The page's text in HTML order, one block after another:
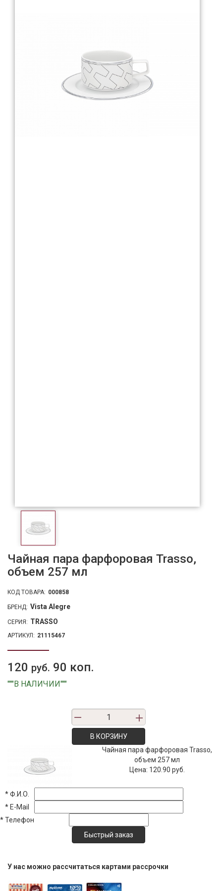
Чайная пара фарфоровая Trasso,
объем 257 мл
КОД ТОВАРА: 000858
БРЕНД: Vista Alegre
СЕРИЯ: TRASSO
АРТИКУЛ: 21115467
120 руб. 90 коп.
"""В НАЛИЧИИ"""
В КОРЗИНУ
Чайная пара фарфоровая Trasso,
объем 257 мл
Цена: 120.90 руб.
*Ф.И.О.
* E-Mail
*Телефон
У нас можно рассчитаться картами рассрочки